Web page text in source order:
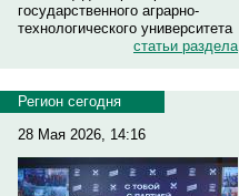
государственного аграрно-
технологического университета
статьи раздела
Регион сегодня
28 Мая 2026, 14:16